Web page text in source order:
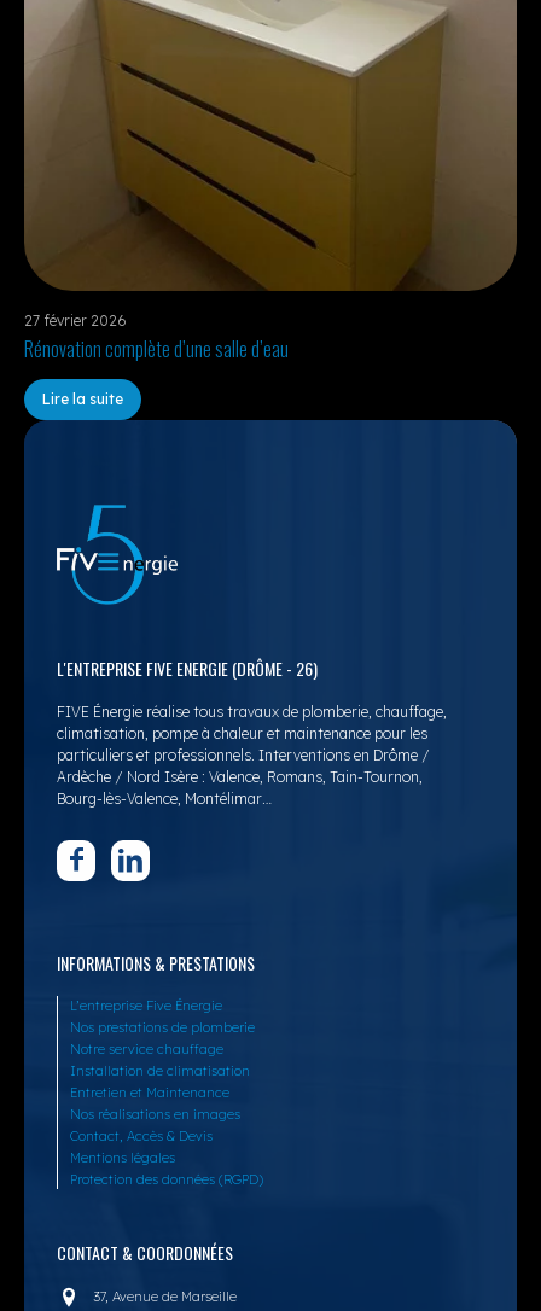
27 février 2026
Rénovation complète d’une salle d’eau
Lire la suite
L'ENTREPRISE FIVE ENERGIE (DRÔME - 26)
FIVE Énergie réalise tous travaux de plomberie, chauffage,
climatisation, pompe à chaleur et maintenance pour les
particuliers et professionnels. Interventions en Drôme /
Ardèche / Nord Isère : Valence, Romans, Tain-Tournon,
Bourg-lès-Valence, Montélimar…
INFORMATIONS & PRESTATIONS
L’entreprise Five Énergie
Nos prestations de plomberie
Notre service chauffage
Installation de climatisation
Entretien et Maintenance
Nos réalisations en images
Contact, Accès & Devis
Mentions légales
Protection des données (RGPD)
CONTACT & COORDONNÉES
37, Avenue de Marseille